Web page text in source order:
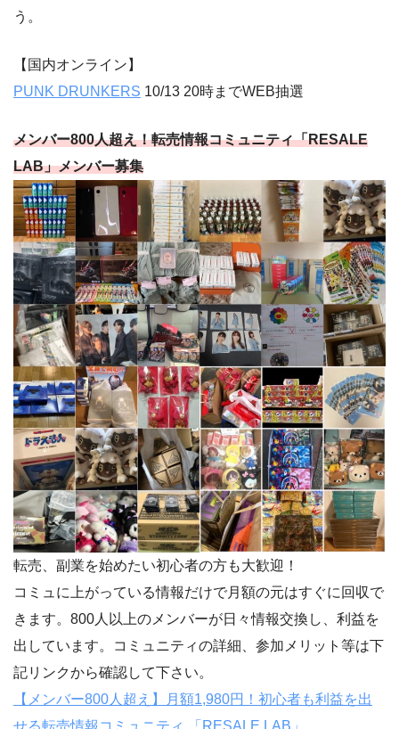
う。
【国内オンライン】
PUNK DRUNKERS 10/13 20時までWEB抽選
メンバー800人超え！転売情報コミュニティ「RESALE
LAB」メンバー募集
転売、副業を始めたい初心者の方も大歓迎！
コミュに上がっている情報だけで月額の元はすぐに回収で
きます。800人以上のメンバーが日々情報交換し、利益を
出しています。コミュニティの詳細、参加メリット等は下
記リンクから確認して下さい。
【メンバー800人超え】月額1,980円！初心者も利益を出